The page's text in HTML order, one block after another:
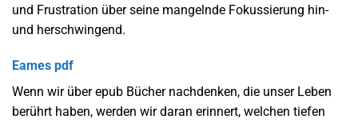
und Frustration über seine mangelnde Fokussierung hin-
und herschwingend.
Eames pdf
Wenn wir über epub Bücher nachdenken, die unser Leben
berührt haben, werden wir daran erinnert, welchen tiefen